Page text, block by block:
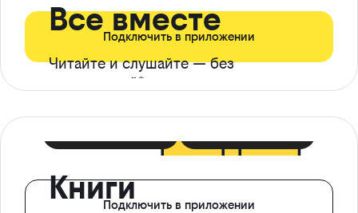
Все вместе
Читайте и слушайте — без
ограничений*
Подключить в приложении
КнигиПодключить в приложении